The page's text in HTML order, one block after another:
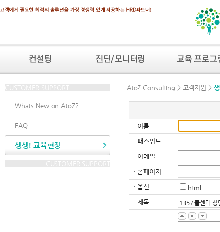
Whats New on AtoZ?
FAQ
생생! 교육현장
AtoZ Consulting > 고객지원 >
· 이름
· 패스워드
· 이메일
· 홈페이지
· 옵션
html
· 제목